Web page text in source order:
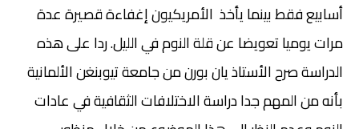
أسابيع فقط بينما يأخذ الأمريكيون إغفاءة قصيرة عدة
مرات يوميا تعويضا عن قلة النوم في الليل. ردا على هذه
الدراسة صرح الأستاذ يان بورن من جامعة تيوبنغن الألمانية
بأنه من المهم جدا دراسة الاختلافات الثقافية في عادات